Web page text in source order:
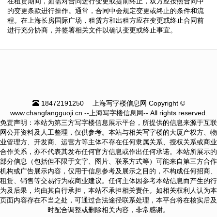
的变更条款进行操作。通常，合同中会规定变更或终止的条件和流
程。在上海长房国际广场，租赁方和出租方应在变更或终止合同前
进行充分协商，并签署相关文件以确认变更或终止事宜。
18472191250
上海写字楼信息网 Copyright ©
www.changfangguoji.cn --上海写字楼信息网-- All rights reserved.
免责声明：本站为第三方写字楼信息展示平台，所提供的信息来源于互联
网公开资料及人工整理，仅供参考。本站与相关写字楼的大厦产权方、物
业管理方、开发商、运营方等主体不存在任何隶属关系、授权关系或商业
合作关系，亦不代表其发布任何官方信息或作出任何承诺。本站所展示的
部分信息（包括但不限于文字、图片、联系方式等）可能来自第三方合作
机构或广告展示内容，仅用于信息参考及展示之目的，不构成任何招商、
租赁、销售等交易行为或商业建议。任何主体因参考本站信息而产生的行
为及后果，均由其自行承担，本站不承担相关责任。如相关权利人认为本
页面内容存在不当之处，可通过合法途径联系处理，本平台将在核实后及
时配合调整或删除相关内容，非常感谢。